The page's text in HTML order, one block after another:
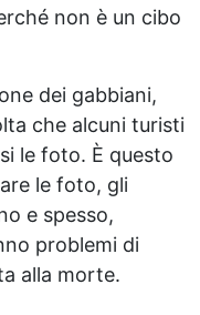
non è un cibo
dei gabbiani,
che alcuni turisti
le foto. È questo
le foto, gli
e spesso,
problemi di
alla morte.